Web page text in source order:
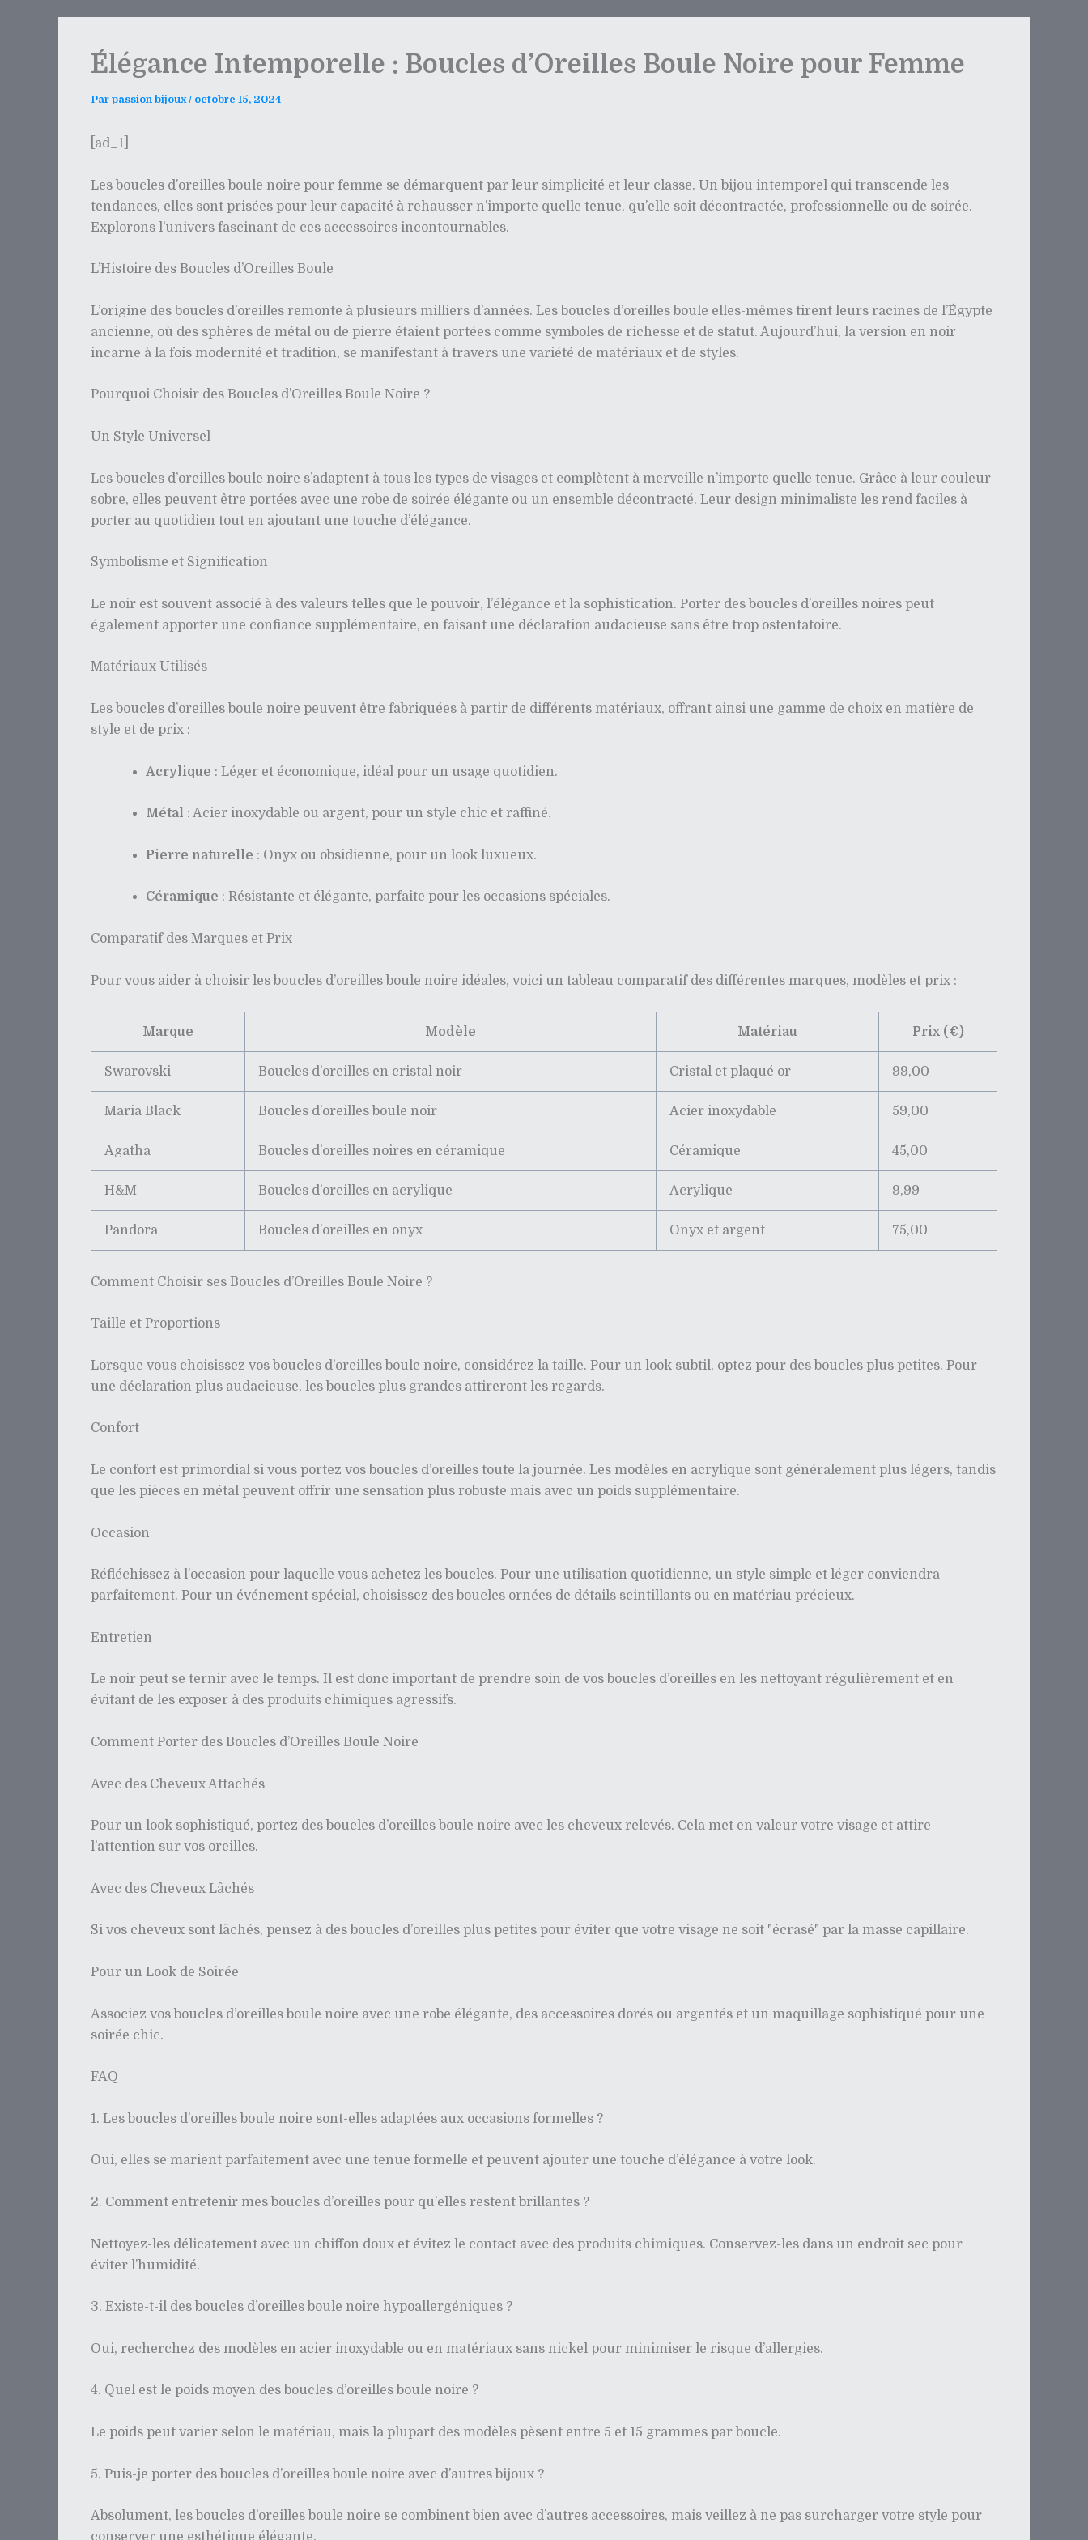
Élégance Intemporelle : Boucles d’Oreilles Boule Noire pour Femme
Par passion bijoux/ octobre 15, 2024
[ad_1]
Les boucles d’oreilles boule noire pour femme se démarquent par leur simplicité et leur classe. Un bijou intemporel qui transcende les
tendances, elles sont prisées pour leur capacité à rehausser n’importe quelle tenue, qu’elle soit décontractée, professionnelle ou de soirée.
Explorons l’univers fascinant de ces accessoires incontournables.
L’Histoire des Boucles d’Oreilles Boule
L’origine des boucles d’oreilles remonte à plusieurs milliers d’années. Les boucles d’oreilles boule elles-mêmes tirent leurs racines de l’Égypte
ancienne, où des sphères de métal ou de pierre étaient portées comme symboles de richesse et de statut. Aujourd’hui, la version en noir
incarne à la fois modernité et tradition, se manifestant à travers une variété de matériaux et de styles.
Pourquoi Choisir des Boucles d’Oreilles Boule Noire ?
Un Style Universel
Les boucles d’oreilles boule noire s’adaptent à tous les types de visages et complètent à merveille n’importe quelle tenue. Grâce à leur couleur
sobre, elles peuvent être portées avec une robe de soirée élégante ou un ensemble décontracté. Leur design minimaliste les rend faciles à
porter au quotidien tout en ajoutant une touche d’élégance.
Symbolisme et Signification
Le noir est souvent associé à des valeurs telles que le pouvoir, l’élégance et la sophistication. Porter des boucles d’oreilles noires peut
également apporter une confiance supplémentaire, en faisant une déclaration audacieuse sans être trop ostentatoire.
Matériaux Utilisés
Les boucles d’oreilles boule noire peuvent être fabriquées à partir de différents matériaux, offrant ainsi une gamme de choix en matière de
style et de prix :
Acrylique : Léger et économique, idéal pour un usage quotidien.
Métal : Acier inoxydable ou argent, pour un style chic et raffiné.
Pierre naturelle : Onyx ou obsidienne, pour un look luxueux.
Céramique : Résistante et élégante, parfaite pour les occasions spéciales.
Comparatif des Marques et Prix
Pour vous aider à choisir les boucles d’oreilles boule noire idéales, voici un tableau comparatif des différentes marques, modèles et prix :
Marque Modèle Matériau Prix (€)
Swarovski Boucles d’oreilles en cristal noir Cristal et plaqué or 99,00
Maria Black Boucles d’oreilles boule noir Acier inoxydable 59,00
Agatha Boucles d’oreilles noires en céramique Céramique 45,00
H&M Boucles d’oreilles en acrylique Acrylique 9,99
Pandora Boucles d’oreilles en onyx Onyx et argent 75,00
Comment Choisir ses Boucles d’Oreilles Boule Noire ?
Taille et Proportions
Lorsque vous choisissez vos boucles d’oreilles boule noire, considérez la taille. Pour un look subtil, optez pour des boucles plus petites. Pour
une déclaration plus audacieuse, les boucles plus grandes attireront les regards.
Confort
Le confort est primordial si vous portez vos boucles d’oreilles toute la journée. Les modèles en acrylique sont généralement plus légers, tandis
que les pièces en métal peuvent offrir une sensation plus robuste mais avec un poids supplémentaire.
Occasion
Réfléchissez à l’occasion pour laquelle vous achetez les boucles. Pour une utilisation quotidienne, un style simple et léger conviendra
parfaitement. Pour un événement spécial, choisissez des boucles ornées de détails scintillants ou en matériau précieux.
Entretien
Le noir peut se ternir avec le temps. Il est donc important de prendre soin de vos boucles d’oreilles en les nettoyant régulièrement et en
évitant de les exposer à des produits chimiques agressifs.
Comment Porter des Boucles d’Oreilles Boule Noire
Avec des Cheveux Attachés
Pour un look sophistiqué, portez des boucles d’oreilles boule noire avec les cheveux relevés. Cela met en valeur votre visage et attire
l’attention sur vos oreilles.
Avec des Cheveux Lâchés
Si vos cheveux sont lâchés, pensez à des boucles d’oreilles plus petites pour éviter que votre visage ne soit "écrasé" par la masse capillaire.
Pour un Look de Soirée
Associez vos boucles d’oreilles boule noire avec une robe élégante, des accessoires dorés ou argentés et un maquillage sophistiqué pour une
soirée chic.
FAQ
1. Les boucles d’oreilles boule noire sont-elles adaptées aux occasions formelles ?
Oui, elles se marient parfaitement avec une tenue formelle et peuvent ajouter une touche d’élégance à votre look.
2. Comment entretenir mes boucles d’oreilles pour qu’elles restent brillantes ?
Nettoyez-les délicatement avec un chiffon doux et évitez le contact avec des produits chimiques. Conservez-les dans un endroit sec pour
éviter l’humidité.
3. Existe-t-il des boucles d’oreilles boule noire hypoallergéniques ?
Oui, recherchez des modèles en acier inoxydable ou en matériaux sans nickel pour minimiser le risque d’allergies.
4. Quel est le poids moyen des boucles d’oreilles boule noire ?
Le poids peut varier selon le matériau, mais la plupart des modèles pèsent entre 5 et 15 grammes par boucle.
5. Puis-je porter des boucles d’oreilles boule noire avec d’autres bijoux ?
Absolument, les boucles d’oreilles boule noire se combinent bien avec d’autres accessoires, mais veillez à ne pas surcharger votre style pour
conserver une esthétique élégante.